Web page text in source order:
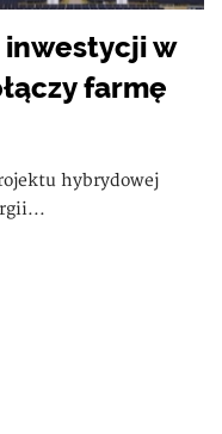
w
farmę
hybrydowej